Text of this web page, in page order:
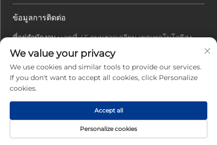
ข้อมูลการติดต่อ
ที่อยู่สำนักงาน :เลขที่ 45 ถนนฮวาเควียน เขตเทคโนโลยีสูง
เมืองจูไห่ มณฑลกวางตุ้ง ประเทศจีน
อีเมล :
[email protected]
โทรศัพท์ : +86-0756-3616108
สงวนลิขสิทธิ์ © 2025 โดยบริษัทจูไห่จิ่วหยวน พาวเวอร์ อิเล็ก
ทรอนิกส เทคโนโลยี จำกัด |นโยบายความเป็นส่วนตัว
We value your privacy
We use cookies and similar tools to provide our services.
If you don't want to accept all cookies, click Personalize
cookies.
Personalize cookies
Accept all